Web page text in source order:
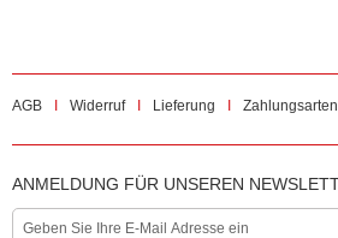
AGB Widerruf Lieferung Zahlungsarten
ANMELDUNG FÜR UNSEREN